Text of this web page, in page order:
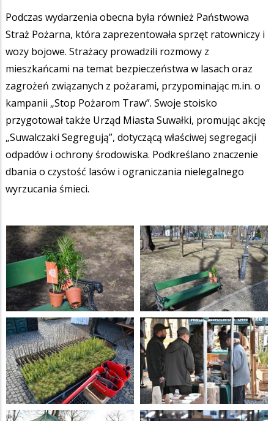
Podczas wydarzenia obecna była również Państwowa
Straż Pożarna, która zaprezentowała sprzęt ratowniczy i
wozy bojowe. Strażacy prowadzili rozmowy z
mieszkańcami na temat bezpieczeństwa w lasach oraz
zagrożeń związanych z pożarami, przypominając m.in. o
kampanii „Stop Pożarom Traw”. Swoje stoisko
przygotował także Urząd Miasta Suwałki, promując akcję
„Suwalczaki Segregują”, dotyczącą właściwej segregacji
odpadów i ochrony środowiska. Podkreślano znaczenie
dbania o czystość lasów i ograniczania nielegalnego
wyrzucania śmieci.